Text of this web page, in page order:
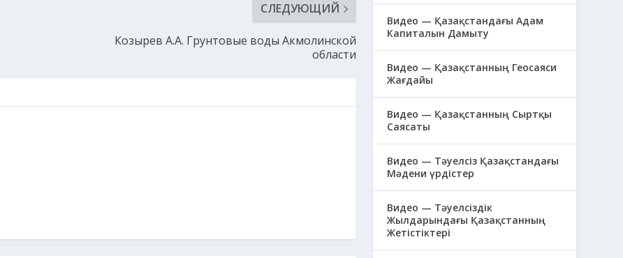
СЛЕДУЮЩИЙ
Козырев А.А. Грунтовые воды Акмолинской
области
Видео — Қазақстандағы Адам
Капиталын Дамыту
Видео — Қазақстанның Геосаяси
Жағдайы
Видео — Қазақстанның Сыртқы
Саясаты
Видео — Тәуелсіз Қазақстандағы
Мәдени үрдістер
Видео — Тәуелсіздік
Жылдарындағы Қазақстанның
Жетістіктері